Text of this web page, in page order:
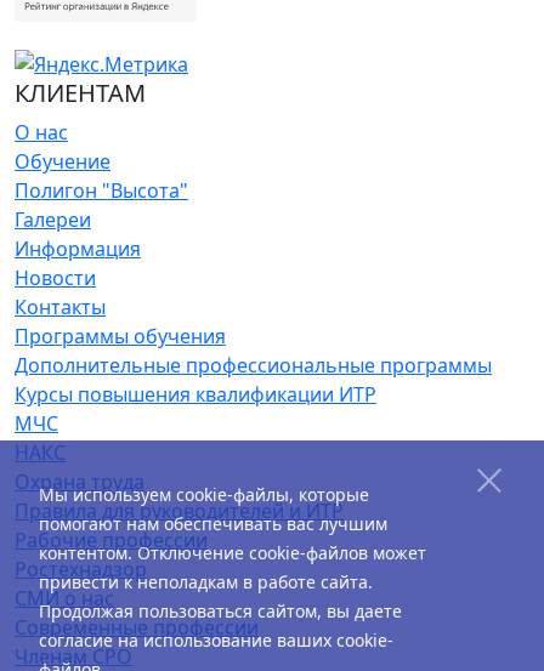
КЛИЕНТАМ
О нас
Обучение
Полигон "Высота"
Галереи
Информация
Новости
Контакты
Программы обучения
Дополнительные профессиональные программы
Курсы повышения квалификации ИТР
МЧС
НАКС
Охрана труда
Правила для руководителей и ИТР
Рабочие профессии
Ростехнадзор
СМИ о нас
Современные профессии
Членам СРО
Мы используем cookie-файлы, которые
помогают нам обеспечивать вас лучшим
контентом. Отключение cookie-файлов может
привести к неполадкам в работе сайта.
Продолжая пользоваться сайтом, вы даете
согласие на использование ваших cookie-